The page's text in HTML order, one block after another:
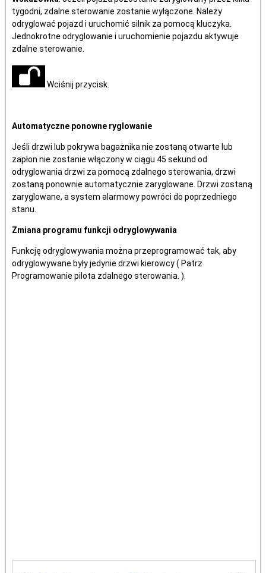
tygodni, zdalne sterowanie zostanie wyłączone. Należy
odryglować pojazd i uruchomić silnik za pomocą kluczyka.
Jednokrotne odryglowanie i uruchomienie pojazdu aktywuje
zdalne sterowanie.
Wciśnij przycisk.
Automatyczne ponowne ryglowanie
Jeśli drzwi lub pokrywa bagażnika nie zostaną otwarte lub
zapłon nie zostanie włączony w ciągu 45 sekund od
odryglowania drzwi za pomocą zdalnego sterowania, drzwi
zostaną ponownie automatycznie zaryglowane. Drzwi zostaną
zaryglowane, a system alarmowy powróci do poprzedniego
stanu.
Zmiana programu funkcji odryglowywania
Funkcję odryglowywania można przeprogramować tak, aby
odryglowywane były jedynie drzwi kierowcy ( Patrz
Programowanie pilota zdalnego sterowania. ).